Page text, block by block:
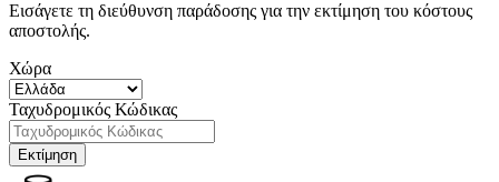
Εισάγετε τη διεύθυνση παράδοσης για την εκτίμηση του κόστους
αποστολής.
Χώρα
Ταχυδρομικός Κώδικας